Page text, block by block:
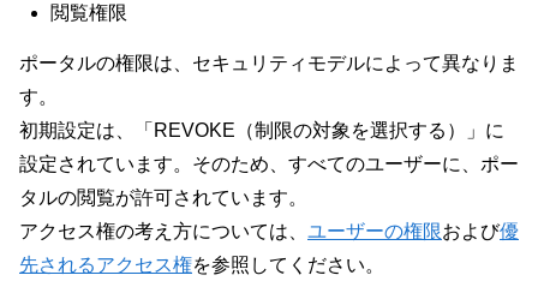
閲覧権限
ポータルの権限は、セキュリティモデルによって異なりま
す。
初期設定は、「REVOKE（制限の対象を選択する）」に
設定されています。そのため、すべてのユーザーに、ポー
タルの閲覧が許可されています。
アクセス権の考え方については、 ユーザーの権限および優
先されるアクセス権を参照してください。